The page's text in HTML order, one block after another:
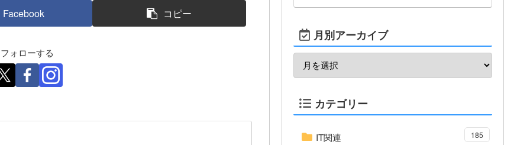
Facebook コピー
ォローする
月別アーカイブ
カテゴリー
IT関連 185